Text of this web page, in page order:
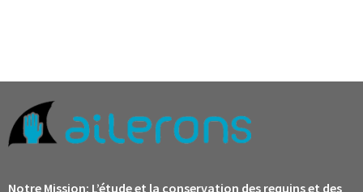
Notre Mission: L’étude et la conservation des requins et des